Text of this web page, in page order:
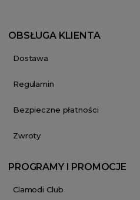
OBSŁUGA KLIENTA
Dostawa
Regulamin
Bezpieczne płatności
Zwroty
PROGRAMY I PROMOCJE
Clamodi Club